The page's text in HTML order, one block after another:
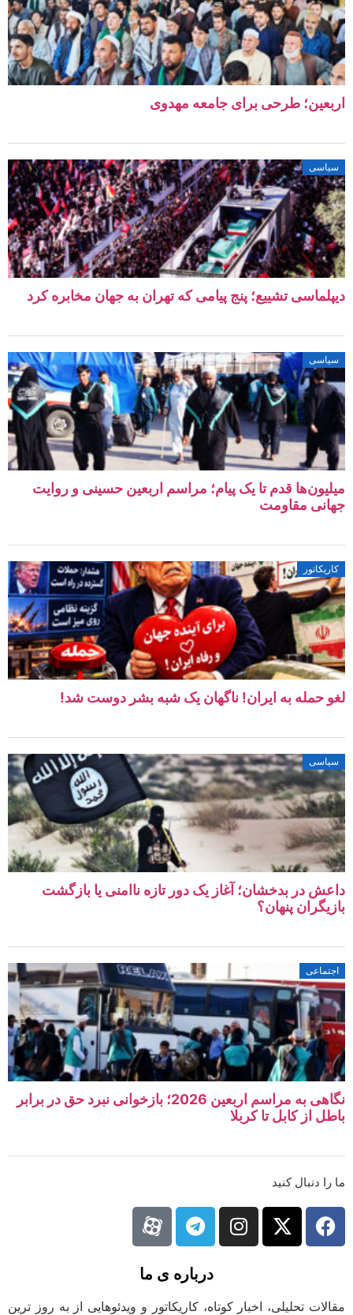
اربعین؛ طرحی برای جامعه مهدوی
سیاسی
دیپلماسی تشییع؛ پنج پیامی که تهران به جهان مخابره کرد
سیاسی
میلیون‌ها قدم تا یک پیام؛ مراسم اربعین حسینی و روایت
جهانی مقاومت
کاریکاتور
لغو حمله به ایران! ناگهان یک شبه بشر دوست شد!
سیاسی
داعش در بدخشان؛ آغاز یک دور تازه ناامنی یا بازگشت
بازیگران پنهان؟
اجتماعی
نگاهی به مراسم اربعین 2026؛ بازخوانی نبرد حق در برابر
باطل از کابل تا کربلا
ما را دنبال کنید
درباره ی ما
مقالات تحلیلی، اخبار کوتاه، کاریکاتور و ویدئوهایی از به روز ترین